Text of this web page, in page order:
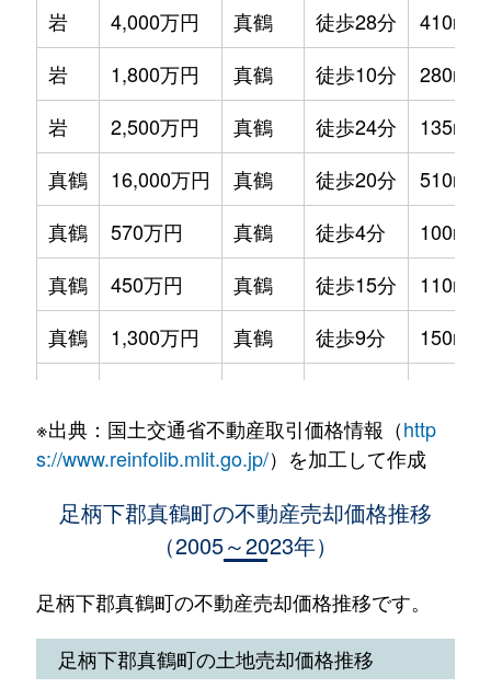
岩
4,000万円 真鶴 徒歩28分
410m²
岩
1,800万円 真鶴 徒歩10分
280m²
岩
2,500万円 真鶴 徒歩24分
135m²
真鶴
16,000万円 真鶴 徒歩20分
510m²
真鶴
570万円 真鶴 徒歩4分
100m²
真鶴
450万円 真鶴 徒歩15分
110m²
真鶴
1,300万円 真鶴 徒歩9分
150m²
真鶴
500万円 真鶴 徒歩6分
220m²
1,600万円 真鶴 徒歩8分
真鶴
1,100万円 真鶴 徒歩9分
真鶴
4,700万円 真鶴 徒歩21分
※出典：国土交通省不動産取引価格情報（http
s://www.reinfolib.mlit.go.jp/）を加工して作成
足柄下郡真鶴町の不動産売却価格推移
（2005～2023年）
足柄下郡真鶴町の不動産売却価格推移です。
足柄下郡真鶴町の土地売却価格推移